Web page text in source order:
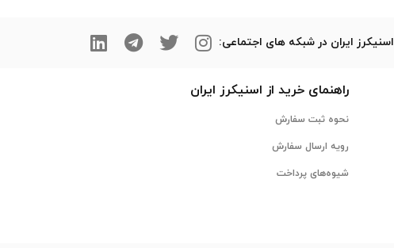
اسنیکرز ایران در شبکه های اجتماعی:
راهنمای خرید از اسنیکرز ایران
نحوه ثبت سفارش
رویه ارسال سفارش
شیوه‌های پرداخت